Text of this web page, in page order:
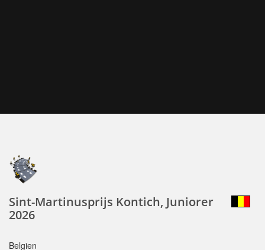
Sint-Martinusprijs Kontich, Juniorer
2026
Belgien